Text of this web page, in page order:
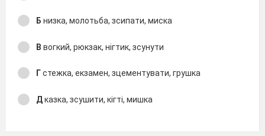
Б низка, молотьба, зсипати, миска
В вогкий, рюкзак, нігтик, зсунути
Гстежка, екзамен, зцементувати, грушка
Дказка, зсушити, кігті, мишка